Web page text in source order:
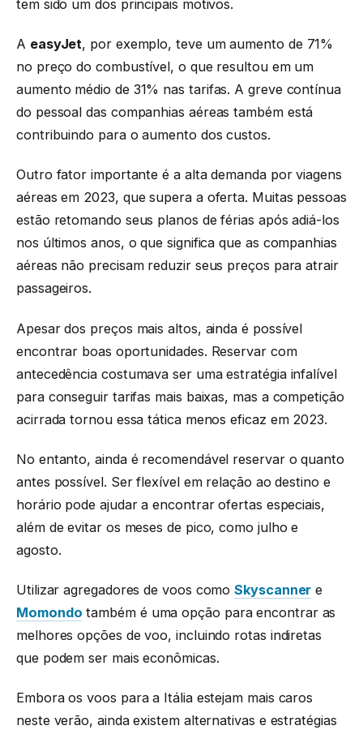
tem sido um dos principais motivos.
A easyJet, por exemplo, teve um aumento de 71%
no preço do combustível, o que resultou em um
aumento médio de 31% nas tarifas. A greve contínua
do pessoal das companhias aéreas também está
contribuindo para o aumento dos custos.
Outro fator importante é a alta demanda por viagens
aéreas em 2023, que supera a oferta. Muitas pessoas
estão retomando seus planos de férias após adiá-los
nos últimos anos, o que significa que as companhias
aéreas não precisam reduzir seus preços para atrair
passageiros.
Apesar dos preços mais altos, ainda é possível
encontrar boas oportunidades. Reservar com
antecedência costumava ser uma estratégia infalível
para conseguir tarifas mais baixas, mas a competição
acirrada tornou essa tática menos eficaz em 2023.
No entanto, ainda é recomendável reservar o quanto
antes possível. Ser flexível em relação ao destino e
horário pode ajudar a encontrar ofertas especiais,
além de evitar os meses de pico, como julho e
agosto.
Utilizar agregadores de voos comoSkyscanner e
Momondo também é uma opção para encontrar as
melhores opções de voo, incluindo rotas indiretas
que podem ser mais econômicas.
Embora os voos para a Itália estejam mais caros
neste verão, ainda existem alternativas e estratégias